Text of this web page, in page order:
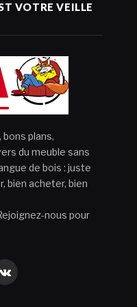
VOTRE VEILLE
plans,
du meuble sans
de bois : juste
bien acheter, bien
nous pour
VKontakte